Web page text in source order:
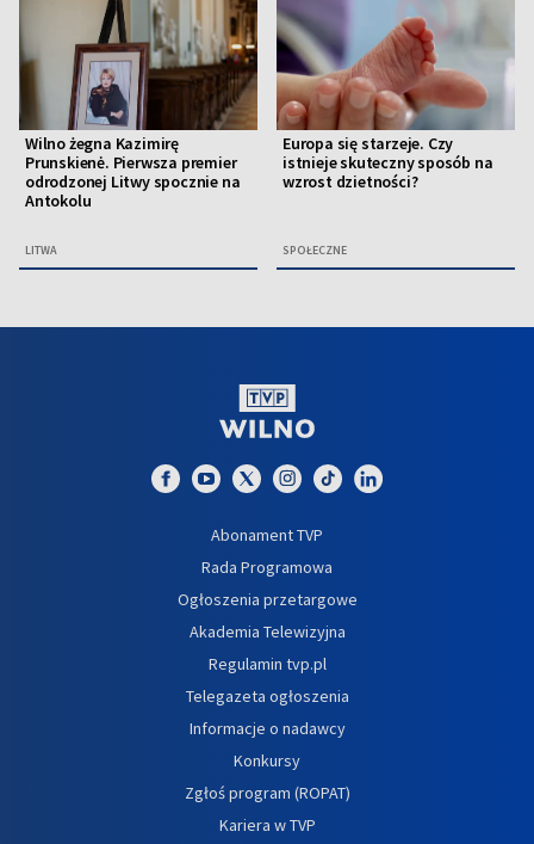
Wilno żegna Kazimirę
Prunskienė. Pierwsza premier
odrodzonej Litwy spocznie na
Antokolu
LITWA
Europa się starzeje. Czy
istnieje skuteczny sposób na
wzrost dzietności?
SPOŁECZNE
Abonament TVP
Rada Programowa
Ogłoszenia przetargowe
Akademia Telewizyjna
Regulamin tvp.pl
Telegazeta ogłoszenia
Informacje o nadawcy
Konkursy
Zgłoś program (ROPAT)
Kariera w TVP